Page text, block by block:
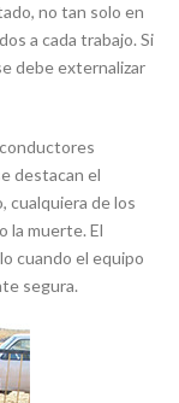
no tan solo en
a cada trabajo. Si
debe externalizar
destacan el
cualquiera de los
la muerte. El
cuando el equipo
segura.